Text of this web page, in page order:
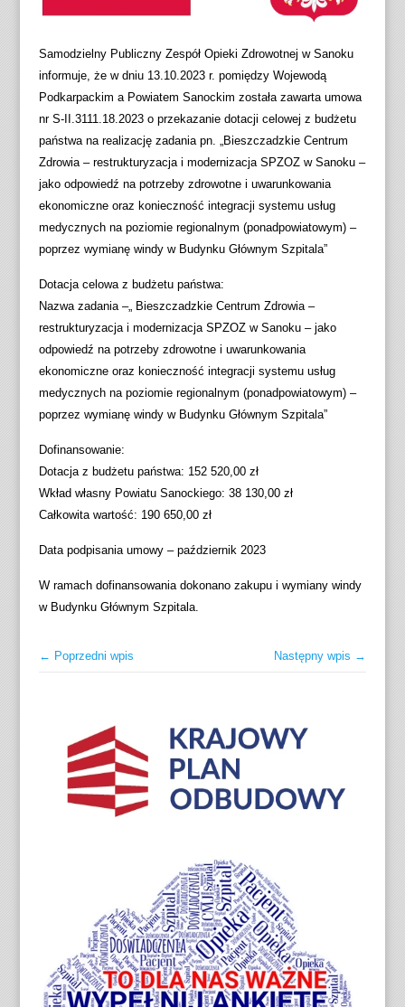
Samodzielny Publiczny Zespół Opieki Zdrowotnej w Sanoku
informuje, że w dniu 13.10.2023 r. pomiędzy Wojewodą
Podkarpackim a Powiatem Sanockim została zawarta umowa
nr S-II.3111.18.2023 o przekazanie dotacji celowej z budżetu
państwa na realizację zadania pn. „Bieszczadzkie Centrum
Zdrowia – restrukturyzacja i modernizacja SPZOZ w Sanoku –
jako odpowiedź na potrzeby zdrowotne i uwarunkowania
ekonomiczne oraz konieczność integracji systemu usług
medycznych na poziomie regionalnym (ponadpowiatowym) –
poprzez wymianę windy w Budynku Głównym Szpitala”
Dotacja celowa z budżetu państwa:
Nazwa zadania –„ Bieszczadzkie Centrum Zdrowia –
restrukturyzacja i modernizacja SPZOZ w Sanoku – jako
odpowiedź na potrzeby zdrowotne i uwarunkowania
ekonomiczne oraz konieczność integracji systemu usług
medycznych na poziomie regionalnym (ponadpowiatowym) –
poprzez wymianę windy w Budynku Głównym Szpitala”
Dofinansowanie:
Dotacja z budżetu państwa: 152 520,00 zł
Wkład własny Powiatu Sanockiego: 38 130,00 zł
Całkowita wartość: 190 650,00 zł
Data podpisania umowy – październik 2023
W ramach dofinansowania dokonano zakupu i wymiany windy
w Budynku Głównym Szpitala.
← Poprzedni wpis Następny wpis →